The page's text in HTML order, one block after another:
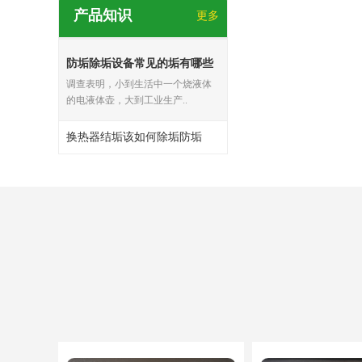
产品知识 更多
防垢除垢设备常见的垢有哪些
调查表明，小到生活中一个烧液体
的电液体壶，大到工业生产..
换热器结垢该如何除垢防垢